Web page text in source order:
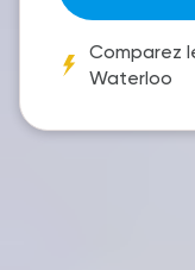
Comparez
Waterloo